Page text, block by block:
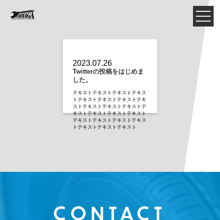
2023.07.26
Twitterの投稿をはじめま
した。
テキストテキストテキストテキス
トテキストテキストテキストテキ
ストテキストテキストテキストテ
キストテキストテキストテキスト
テキストテキストテキストテキス
トテキストテキストテキスト
CONTACT